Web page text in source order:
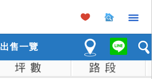
×
出售一覽